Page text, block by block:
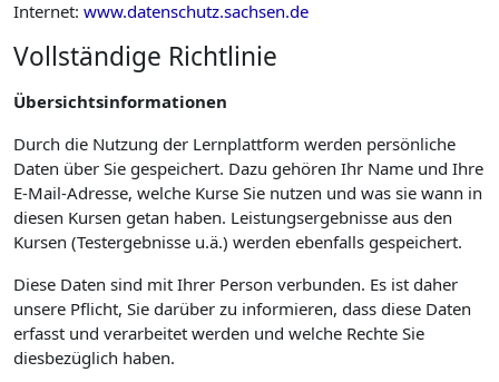
Internet: www.datenschutz.sachsen.de
Vollständige Richtlinie
Übersichtsinformationen
Durch die Nutzung der Lernplattform werden persönliche
Daten über Sie gespeichert. Dazu gehören Ihr Name und Ihre
E-Mail-Adresse, welche Kurse Sie nutzen und was sie wann in
diesen Kursen getan haben. Leistungsergebnisse aus den
Kursen (Testergebnisse u.ä.) werden ebenfalls gespeichert.
Diese Daten sind mit Ihrer Person verbunden. Es ist daher
unsere Pflicht, Sie darüber zu informieren, dass diese Daten
erfasst und verarbeitet werden und welche Rechte Sie
diesbezüglich haben.